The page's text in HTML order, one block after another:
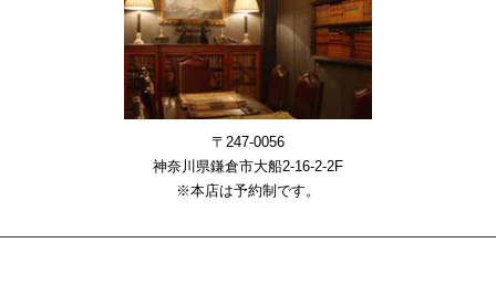
〒247-0056
神奈川県鎌倉市大船2-16-2-2F
※本店は予約制です。